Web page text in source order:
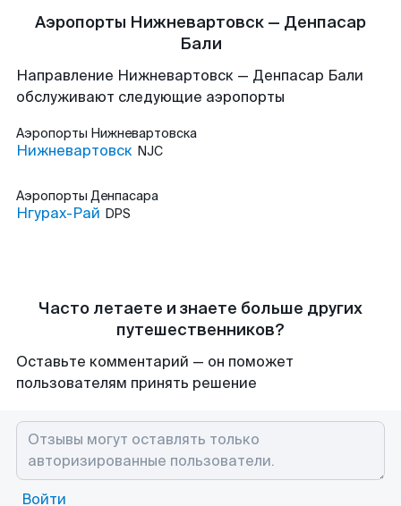
Аэропорты Нижневартовск — Денпасар
Бали
Направление Нижневартовск — Денпасар Бали
обслуживают следующие аэропорты
Аэропорты Нижневартовска
Нижневартовск NJC
Аэропорты Денпасара
Нгурах-Рай DPS
Часто летаете и знаете больше других
путешественников?
Оставьте комментарий — он поможет
пользователям принять решение
Войти